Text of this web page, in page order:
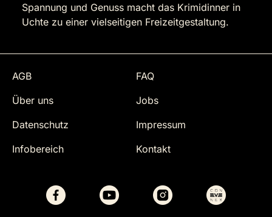
Spannung und Genuss macht das Krimidinner in
Uchte zu einer vielseitigen Freizeitgestaltung.
AGB
FAQ
Über uns
Jobs
Datenschutz
Impressum
Infobereich
Kontakt